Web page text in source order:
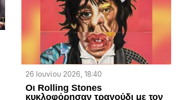
26 Ιουνίου 2026, 18:40
Οι Rolling Stones
κυκλοφόρησαν τραγούδι με τον